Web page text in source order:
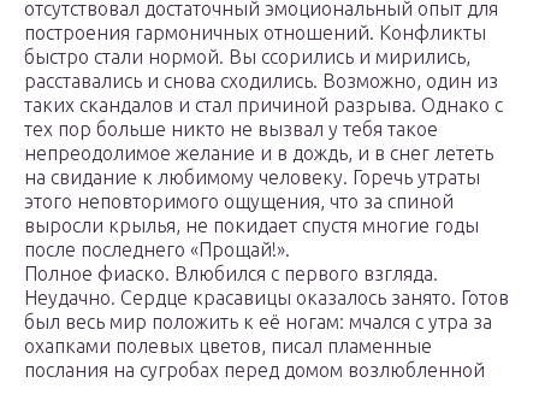
отсутствовал достаточный эмоциональный опыт для
построения гармоничных отношений. Конфликты
быстро стали нормой. Вы ссорились и мирились,
расставались и снова сходились. Возможно, один из
таких скандалов и стал причиной разрыва. Однако с
тех пор больше никто не вызвал у тебя такое
непреодолимое желание и в дождь, и в снег лететь
на свидание к любимому человеку. Горечь утраты
этого неповторимого ощущения, что за спиной
выросли крылья, не покидает спустя многие годы
после последнего «Прощай!».
Полное фиаско. Влюбился с первого взгляда.
Неудачно. Сердце красавицы оказалось занято. Готов
был весь мир положить к её ногам: мчался с утра за
охапками полевых цветов, писал пламенные
послания на сугробах перед домом возлюбленной